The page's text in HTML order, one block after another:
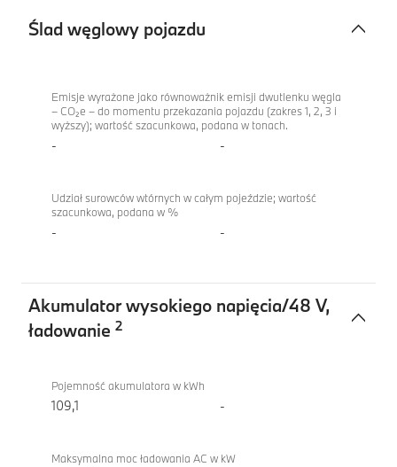
Ślad węglowy pojazdu
węglowy
pojazdu
xDrive60
Emisje wyrażone jako równoważnik emisji dwutlenku węgla
– CO₂e – do momentu przekazania pojazdu (zakres 1, 2, 3 i
wyższy); wartość szacunkowa, podana w tonach.
- -
Udział surowców wtórnych w całym pojeździe; wartość
szacunkowa, podana w %
- -
Akumulator wysokiego napięcia/48 V,
ładowanie 2
wysokiego
napięcia/48
xDrive60
Pojemność akumulatora w kWh
109,1 -
Maksymalna moc ładowania AC w kW